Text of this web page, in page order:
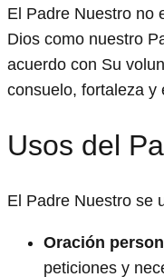
El Padre Nuestro no
Dios como nuestro
acuerdo con Su
consuelo, fortaleza y
Usos del
El Padre Nuestro se
Oración
peticiones y